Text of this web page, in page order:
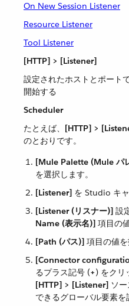
On New Session Listener
Resource Listener
Tool Listener
[HTTP] > [Listener]
設定されたホストとポート
開始する
Scheduler
たとえば、​ [HTTP] >
のとおりです。
[Mule Palette (Mule パ
を選択します。
[Listener] を Studio キ
[Listener (リスナー)] 設
Name (表示名)] 項目の
[Path (パス)] 項目の値
[Connector
るプラス記号 (​+​) をクリ
[HTTP] > [Listener] ソ
できるグローバル要素を